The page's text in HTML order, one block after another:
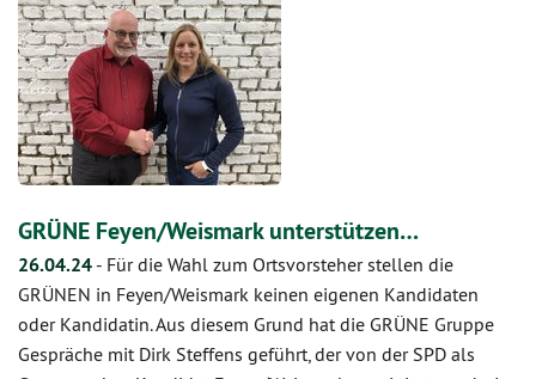
GRÜNE Feyen/Weismark unterstützen…
26.04.24 - Für die Wahl zum Ortsvorsteher stellen die
GRÜNEN in Feyen/Weismark keinen eigenen Kandidaten
oder Kandidatin. Aus diesem Grund hat die GRÜNE Gruppe
Gespräche mit Dirk Steffens geführt, der von der SPD als